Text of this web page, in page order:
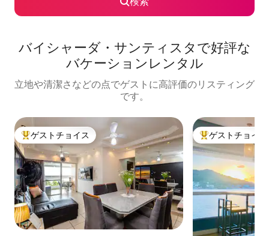
バイシャーダ・サンティスタで好評な
バケーションレンタル
立地や清潔さなどの点でゲストに高評価のリスティング
です。
大好評のゲストチョイスです。
ゲストチョイス 大好評のゲスト
ゲストチョイス